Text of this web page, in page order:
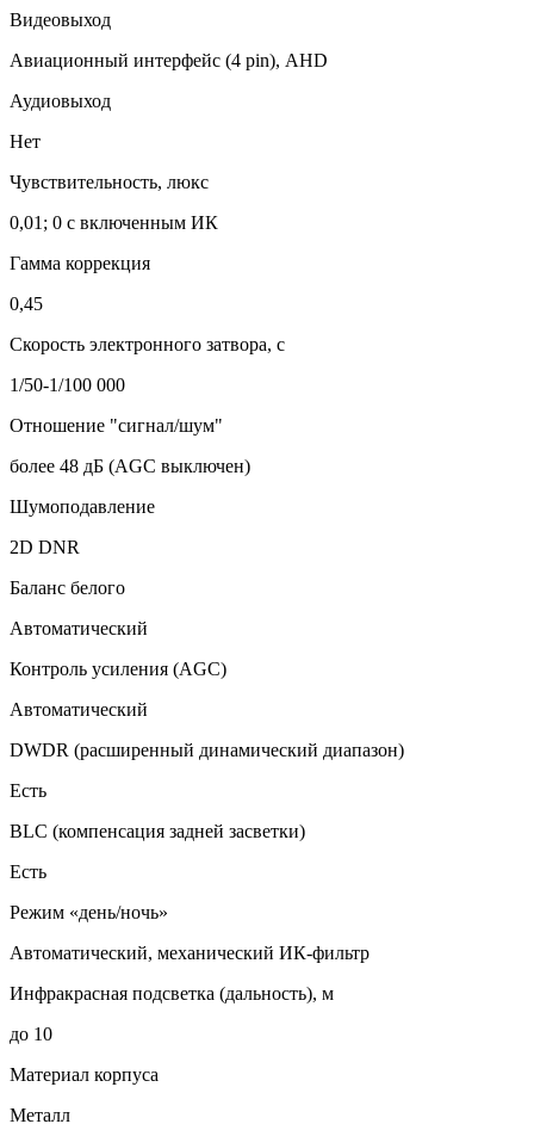
Видеовыход
Авиационный интерфейс (4 pin), AHD
Аудиовыход
Нет
Чувствительность, люкс
0,01; 0 с включенным ИК
Гамма коррекция
0,45
Скорость электронного затвора, с
1/50-1/100 000
Отношение "сигнал/шум"
более 48 дБ (AGC выключен)
Шумоподавление
2D DNR
Баланс белого
Автоматический
Контроль усиления (AGC)
Автоматический
DWDR (расширенный динамический диапазон)
Есть
BLC (компенсация задней засветки)
Есть
Режим «день/ночь»
Автоматический, механический ИК-фильтр
Инфракрасная подсветка (дальность), м
до 10
Материал корпуса
Металл